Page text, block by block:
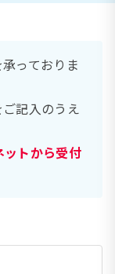
っておりま
記入のうえ
トから受付